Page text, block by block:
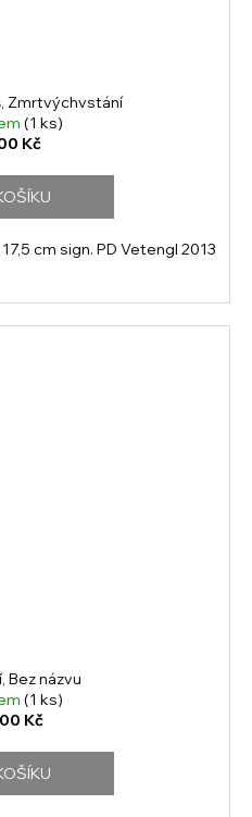
Zmrtvýchvstání
(1 ks)
Kč
cm sign. PD Vetengl 2013
Bez názvu
(1 ks)
Kč